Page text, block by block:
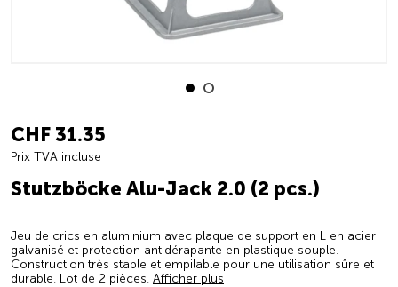
CHF 31.35
Prix TVA incluse
Stutzböcke Alu-Jack 2.0 (2 pcs.)
Jeu de crics en aluminium avec plaque de support en L en acier
galvanisé et protection antidérapante en plastique souple.
Construction très stable et empilable pour une utilisation sûre et
durable. Lot de 2 pièces. Afficher plus